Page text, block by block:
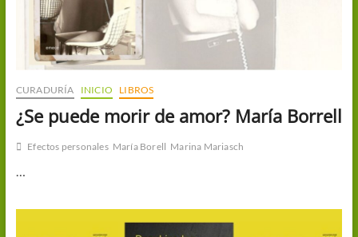
CURADURÍA INICIO LIBROS
¿Se puede morir de amor? María Borrell
Efectos personales María Borell Marina Mariasch
…